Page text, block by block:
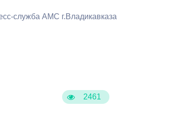
2461
служба АМС г.Владикавказа